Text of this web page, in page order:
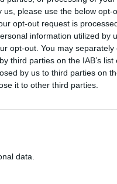
please use the below opt-
opt-out request is
information utilized by
opt-out. You may
third parties on the IAB’s list
by us to third parties on
it to other third parties.
data.
profissionais que
como maestro
militares
com o apoio da
Sara Laureano,